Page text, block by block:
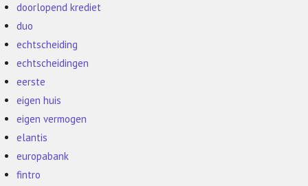
doorlopend krediet
duo
echtscheiding
echtscheidingen
eerste
eigen huis
eigen vermogen
elantis
europabank
fintro